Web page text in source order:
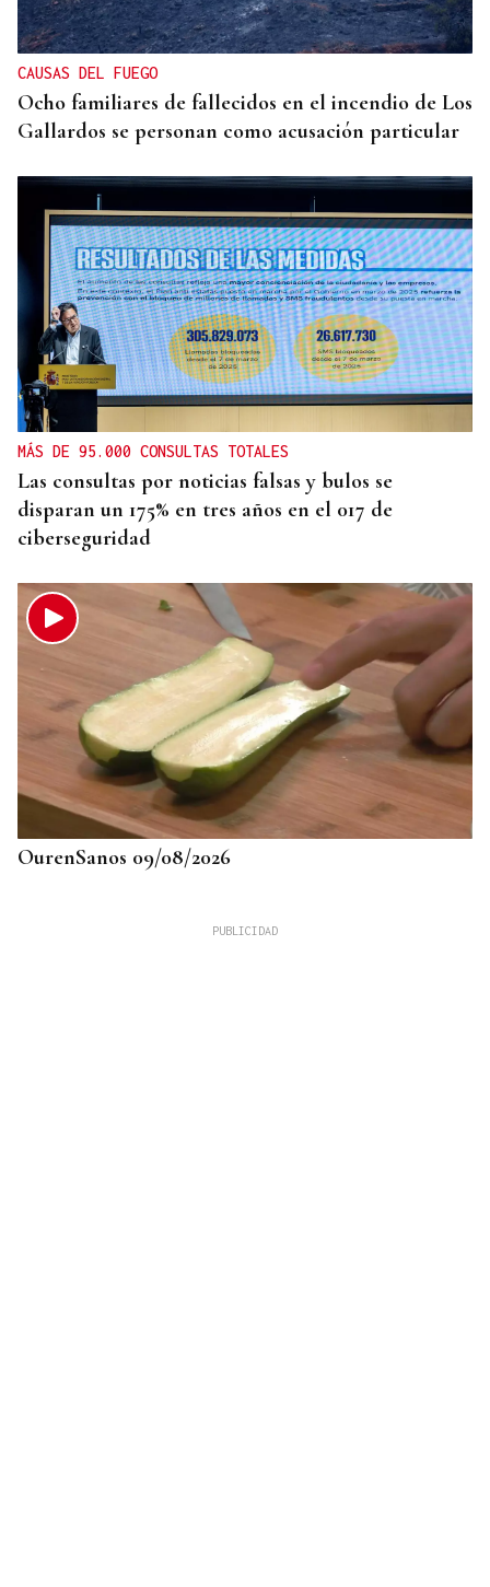
CAUSAS DEL FUEGO
Ocho familiares de fallecidos en el incendio de Los
Gallardos se personan como acusación particular
MÁS DE 95.000 CONSULTAS TOTALES
Las consultas por noticias falsas y bulos se
disparan un 175% en tres años en el 017 de
ciberseguridad
OurenSanos 09/08/2026